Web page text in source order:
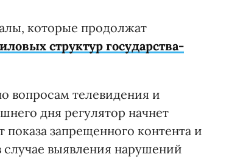
которые продолжат
структур государства-
вопросам телевидения и
дня регулятор начнет
запрещенного контента и
выявления нарушений